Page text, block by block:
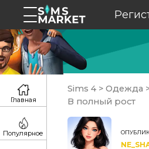
Sims 4 > Одежда
В полный рост
Главная
Популярное